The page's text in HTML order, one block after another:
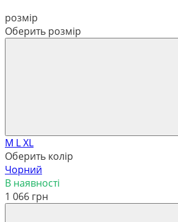
розмір
Оберить розмір
M LXL
Оберить колір
Чорний
В наявності
1 066 грн